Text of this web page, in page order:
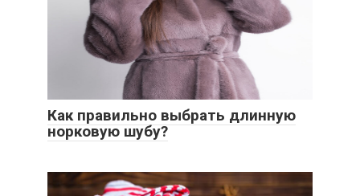
Как правильно выбрать длинную
норковую шубу?